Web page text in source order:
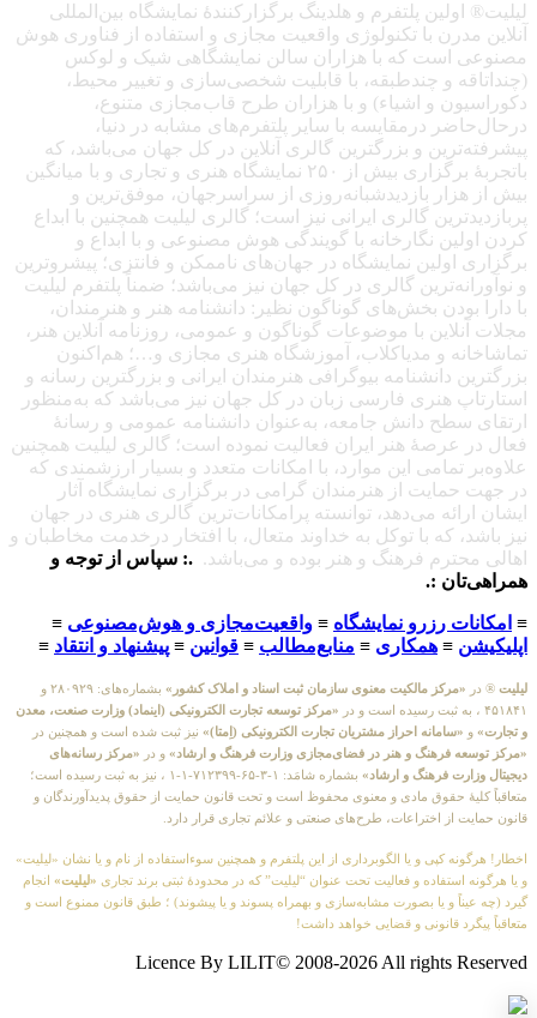
لیلیت® اولین پلتفرم و هلدینگ برگزارکنندهٔ نمایشگاه بین‌المللی
آنلاین مدرن با تکنولوژی واقعیت مجازی و استفاده از فناوری هوش
مصنوعی است که با هزاران سالن نمایشگاهی شیک و لوکس
(چنداتاقه و چندطبقه، با قابلیت شخصی‌سازی و تغییر محیط،
دکوراسیون و اشیاء) و با هزاران طرح قاب‌مجازی متنوع،
درحال‌حاضر درمقایسه با سایر پلتفرم‌های مشابه در دنیا،
پیشرفته‌ترین و بزرگترین گالری آنلاین در کل جهان می‌باشد، که
باتجربهٔ برگزاری بیش از ۲۵۰ نمایشگاه هنری و تجاری و با میانگین
بیش از هزار بازدیدشبانه‌روزی از سراسرجهان، موفق‌ترین و
پربازدیدترین گالری ایرانی نیز است؛ گالری لیلیت همچنین با ابداع
کردن اولین نگارخانه با گویندگی هوش مصنوعی و با ابداع و
برگزاری اولین نمایشگاه در جهان‌های ناممکن و فانتزی؛ پیشروترین
و نوآورانه‌ترین گالری در کل جهان نیز می‌باشد؛ ضمناً پلتفرم لیلیت
با دارا بودن بخش‌های گوناگون نظیر: دانشنامه هنر و هنرمندان،
مجلات آنلاین با موضوعات گوناگون و عمومی، روزنامه آنلاین هنر،
تماشاخانه و مدیاکلاب، آموزشگاه هنری مجازی و…؛ هم‌اکنون
بزرگترین دانشنامه بیوگرافی هنرمندان ایرانی و بزرگترین رسانه و
استارتاپ هنری فارسی زبان در کل جهان نیز می‌باشد که به‌منظور
ارتقای سطح دانش جامعه، به‌عنوان دانشنامه عمومی و رسانهٔ
فعال در عرصهٔ هنر ایران فعالیت نموده است؛ گالری لیلیت همچنین
علاوه‌بر تمامی این موارد، با امکانات متعدد و بسیار ارزشمندی که
در جهت حمایت از هنرمندان گرامی در برگزاری نمایشگاه آثار
ایشان ارائه می‌دهد، توانسته پرامکانات‌ترین گالری هنری در جهان
نیز باشد، که با توکل به خداوند متعال، با افتخار درخدمت مخاطبان و
اهالی محترم فرهنگ و هنر بوده و می‌باشد. .: سپاس از توجه و
همراهی‌تان :.
≡ امکانات رزرو نمایشگاه ≡ واقعیت‌مجازی و هوش‌مصنوعی ≡
اپلیکیشن ≡ همکاری ≡ منابع‌مطالب ≡ قوانین ≡ پیشنهاد و انتقاد ≡
لیلیت ® در «مرکز مالکیت معنوی سازمان ثبت اسناد و املاک کشور»
بشماره‌های: ۲۸۰۹۲۹ و
۴۵۱۸۴۱ ، به ثبت رسیده است و در
«مرکز توسعه تجارت الکترونیکی (اینماد) وزارت صنعت، معدن
و تجارت» و «سامانه احراز مشتریان تجارت الکترونیکی (اِمتا)» نیز ثبت شده است و همچنین در
«مرکز توسعه فرهنگ و هنر در فضای‌مجازی وزارت فرهنگ و ارشاد» و در «مرکز رسانه‌های
دیجیتال وزارت فرهنگ و ارشاد»
بشماره شامَد: ۱-۳-۶۵-۷۱۲۳۹۹-۱-۱ ، نیز به ثبت رسیده است؛
متعاقباً کلیهٔ حقوق مادی و معنوی محفوظ است و تحت قانون حمایت از حقوق پدیدآورندگان و
قانون حمایت از اختراعات، طرح‌های صنعتی و علائم تجاری قرار دارد.
اخطار! هرگونه کپی و یا الگوبرداری از این پلتفرم و همچنین سوءاستفاده از نام و یا نشان «لیلیت»
و یا هرگونه استفاده و فعالیت تحت عنوان “لیلیت” که در محدودهٔ ثبتی برند تجاری «لیلیت» انجام
گیرد (چه عیناً و یا بصورت مشابه‌سازی و بهمراه پسوند و یا پیشوند) ؛ طبق قانون ممنوع است و
متعاقباً پیگرد قانونی و قضایی خواهد داشت!
Licence By LILIT© 2008-2026 All rights Reserved